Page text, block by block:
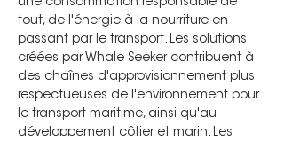
une consommation responsable de
tout, de l'énergie à la nourriture en
passant par le transport. Les solutions
créées par Whale Seeker contribuent à
des chaînes d'approvisionnement plus
respectueuses de l'environnement pour
le transport maritime, ainsi qu'au
développement côtier et marin. Les